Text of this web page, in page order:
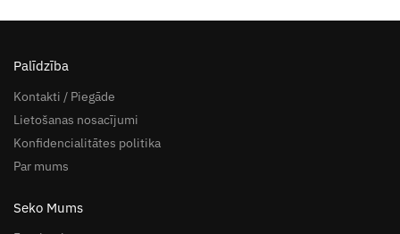
Palīdzība
Kontakti / Piegāde
Lietošanas nosacījumi
Konfidencialitātes politika
Par mums
Seko Mums